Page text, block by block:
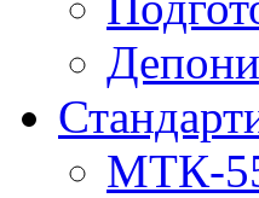
МТК-